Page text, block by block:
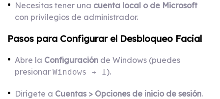
Necesitas tener una cuenta local o de Microsoft
con privilegios de administrador.
Pasos para Configurar el Desbloqueo Facial
Abre la Configuración de Windows (puedes
presionar Windows + I).
Dirígete a Cuentas > Opciones de inicio de sesión.